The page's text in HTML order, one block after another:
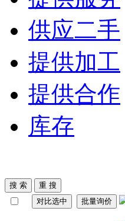
供应二手
提供加工
提供合作
库存